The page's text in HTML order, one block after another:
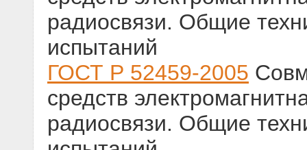
радиосвязи. Общие
испытаний
ГОСТ Р 52459-2005
средств
радиосвязи. Общие